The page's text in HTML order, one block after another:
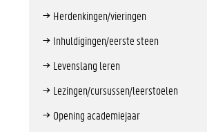
Herdenkingen/vieringen
Inhuldigingen/eerste steen
Levenslang leren
Lezingen/cursussen/leerstoelen
Opening academiejaar